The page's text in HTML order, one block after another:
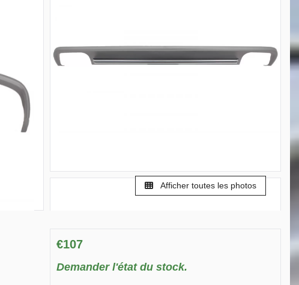
Afficher toutes les photos
€107
Demander l'état du stock.